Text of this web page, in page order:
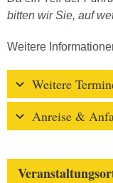
bitten wir Sie, auf
Weitere
Weitere
Anreise &